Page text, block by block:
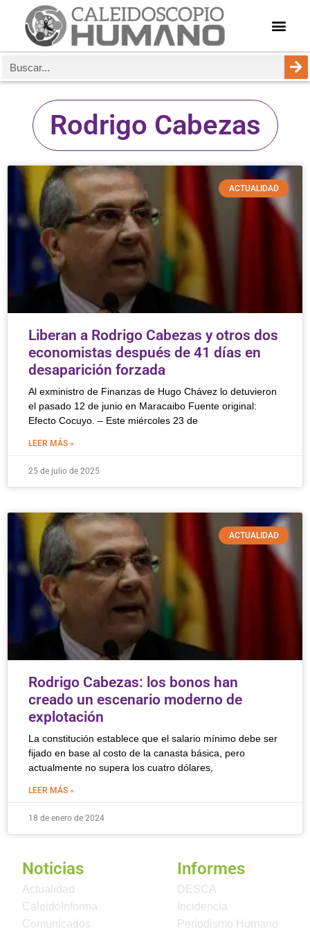
Rodrigo Cabezas
ACTUALIDAD
Liberan a Rodrigo Cabezas y otros dos
economistas después de 41 días en
desaparición forzada
Al exministro de Finanzas de Hugo Chávez lo detuvieron
el pasado 12 de junio en Maracaibo Fuente original:
Efecto Cocuyo. – Este miércoles 23 de
LEER MÁS »
25 de julio de 2025
ACTUALIDAD
Rodrigo Cabezas: los bonos han
creado un escenario moderno de
explotación
La constitución establece que el salario mínimo debe ser
fijado en base al costo de la canasta básica, pero
actualmente no supera los cuatro dólares,
LEER MÁS »
18 de enero de 2024
Noticias
Actualidad
CaleidoInforma
Comunicados
Informes
DESCA
Incidencia
Periodismo Humano